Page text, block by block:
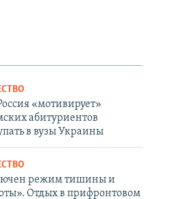
«мотивирует»
абитуриентов
в вузы Украины
режим тишины и
Отдых в прифронтовом